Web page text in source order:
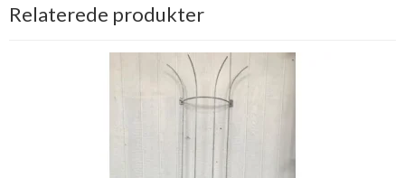
Relaterede produkter